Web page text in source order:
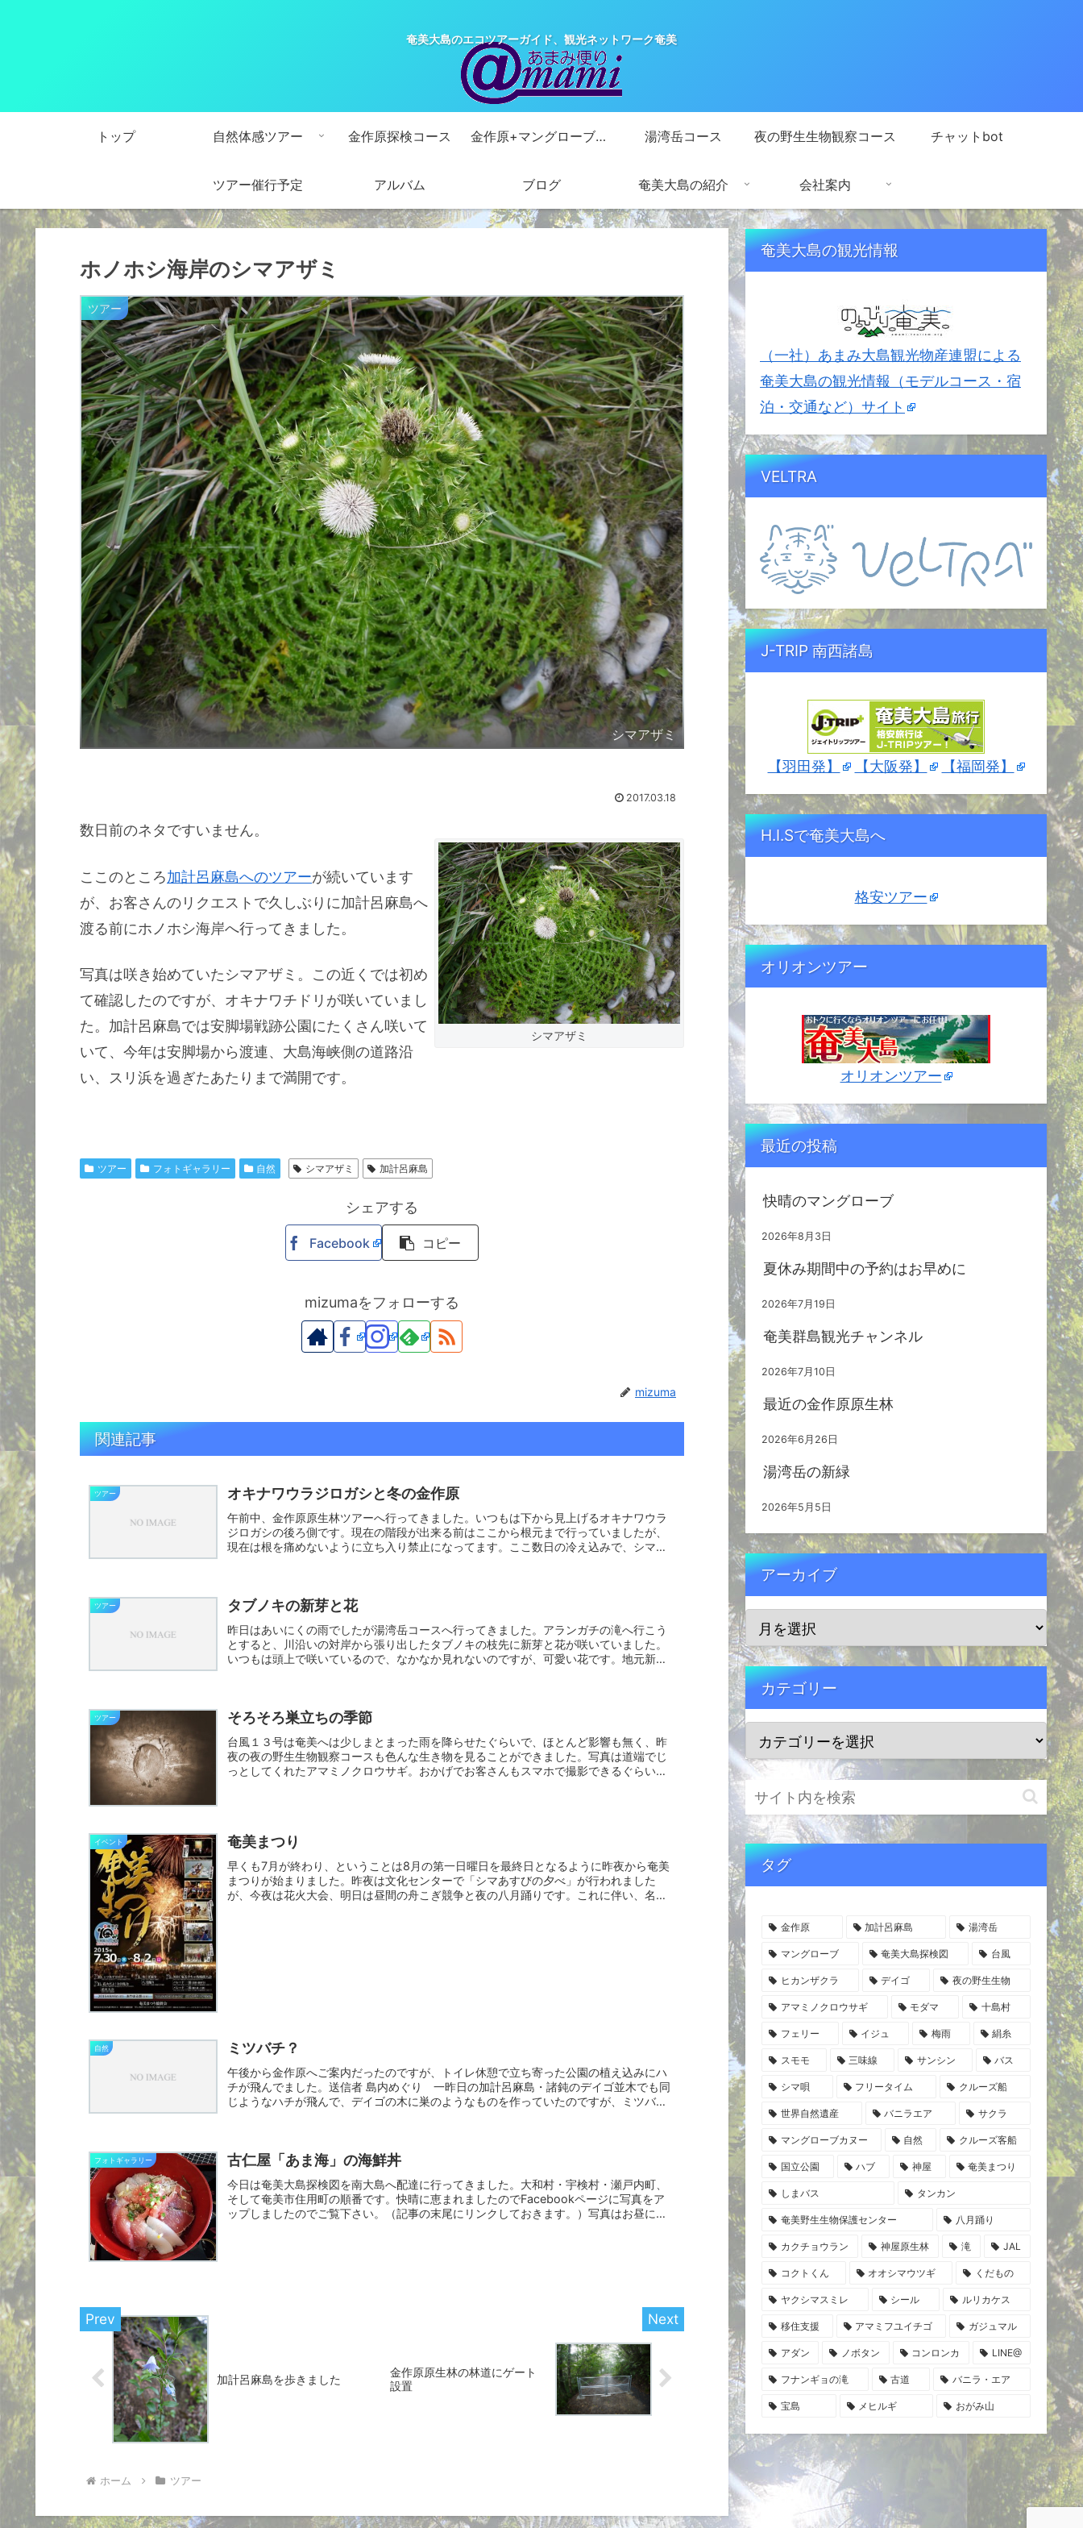
奄美大島のエコツアーガイド、観光ネットワーク奄美
トップ 自然体感ツアー 金作原探検コース 金作原+マングローブカヌーコース 湯湾岳コース 夜の野生生物観察コース チャットbot
ツアー催行予定 アルバム ブログ 奄美大島の紹介 会社案内
ホノホシ海岸のシマアザミ
ツアー
シマアザミ
2017.03.18
シマアザミ
数日前のネタですいません。
ここのところ加計呂麻島へのツアーが続いています
が、お客さんのリクエストで久しぶりに加計呂麻島へ
渡る前にホノホシ海岸へ行ってきました。
写真は咲き始めていたシマアザミ。この近くでは初め
て確認したのですが、オキナワチドリが咲いていまし
た。加計呂麻島では安脚場戦跡公園にたくさん咲いて
いて、今年は安脚場から渡連、大島海峡側の道路沿
い、スリ浜を過ぎたあたりまで満開です。
ツアー フォトギャラリー 自然 シマアザミ 加計呂麻島
シェアする
Facebook コピー
mizumaをフォローする
mizuma
関連記事
ツアー オキナワウラジロガシと冬の金作原
午前中、金作原原生林ツアーへ行ってきました。いつもは下から見上げるオキナワウラ
ジロガシの後ろ側です。現在の階段が出来る前はここから根元まで行っていましたが、
現在は根を痛めないように立ち入り禁止になってます。ここ数日の冷え込みで、シマグ
ツアー タブノキの新芽と花
昨日はあいにくの雨でしたが湯湾岳コースへ行ってきました。アランガチの滝へ行こう
とすると、川沿いの対岸から張り出したタブノキの枝先に新芽と花が咲いていました。
いつもは頭上で咲いているので、なかなか見れないのですが、可愛い花です。地元新聞
ツアー そろそろ巣立ちの季節
台風１３号は奄美へは少しまとまった雨を降らせたぐらいで、ほとんど影響も無く、昨
夜の夜の野生生物観察コースも色んな生き物を見ることができました。写真は道端でじ
っとしてくれたアマミノクロウサギ。おかげでお客さんもスマホで撮影できるぐらいで
イベント 奄美まつり
早くも7月が終わり、ということは8月の第一日曜日を最終日となるように昨夜から奄美
まつりが始まりました。昨夜は文化センターで「シマあすびの夕べ」が行われました
が、今夜は花火大会、明日は昼間の舟こぎ競争と夜の八月踊りです。これに伴い、名瀬
自然 ミツバチ？
午後から金作原へご案内だったのですが、トイレ休憩で立ち寄った公園の植え込みにハ
チが飛んでました。送信者 島内めぐり 一昨日の加計呂麻島・諸鈍のデイゴ並木でも同
じようなハチが飛んで、デイゴの木に巣のようなものを作っていたのですが、ミツバチ
フォトギャラリー 古仁屋「あま海」の海鮮丼
今日は奄美大島探検図を南大島へ配達に行ってきました。大和村・宇検村・瀬戸内町、
そして奄美市住用町の順番です。快晴に恵まれましたのでFacebookページに写真をア
ップしましたのでご覧下さい。（記事の末尾にリンクしておきます。）写真はお昼に
加計呂麻島を歩きました
金作原原生林の林道にゲート
設置
ホーム ツアー
奄美大島の観光情報
（一社）あまみ大島観光物産連盟による
奄美大島の観光情報（モデルコース・宿
泊・交通など）サイト
VELTRA
J-TRIP 南西諸島
【羽田発】 【大阪発】 【福岡発】
H.I.Sで奄美大島へ
格安ツアー
オリオンツアー
オリオンツアー
最近の投稿
快晴のマングローブ
2026年8月3日
夏休み期間中の予約はお早めに
2026年7月19日
奄美群島観光チャンネル
2026年7月10日
最近の金作原原生林
2026年6月26日
湯湾岳の新緑
2026年5月5日
アーカイブ
カテゴリー
タグ
金作原 加計呂麻島 湯湾岳
マングローブ 奄美大島探検図 台風
ヒカンザクラ デイゴ 夜の野生生物
アマミノクロウサギ モダマ 十島村
フェリー イジュ 梅雨 絹糸
スモモ 三味線 サンシン バス
シマ唄 フリータイム クルーズ船
世界自然遺産 バニラエア サクラ
マングローブカヌー 自然 クルーズ客船
国立公園 ハブ 神屋 奄美まつり
しまバス タンカン
奄美野生生物保護センター 八月踊り
カクチョウラン 神屋原生林 滝 JAL
コクトくん オオシマウツギ くだもの
ヤクシマスミレ シール ルリカケス
移住支援 アマミフユイチゴ ガジュマル
アダン ノボタン コンロンカ LINE@
フナンギョの滝 古道 バニラ・エア
宝島 メヒルギ おがみ山